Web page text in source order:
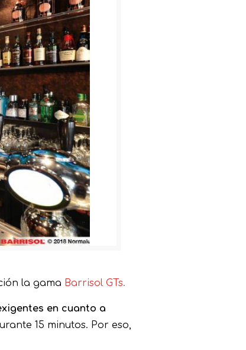
la gama Barrisol GTs.
en cuanto a
15 minutos. Por eso,